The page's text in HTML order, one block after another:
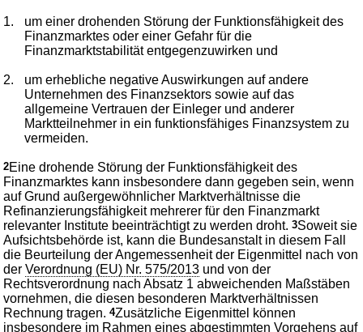
1.
um einer drohenden Störung der Funktionsfähigkeit des
Finanzmarktes oder einer Gefahr für die
Finanzmarktstabilität entgegenzuwirken und
2.
um erhebliche negative Auswirkungen auf andere
Unternehmen des Finanzsektors sowie auf das
allgemeine Vertrauen der Einleger und anderer
Marktteilnehmer in ein funktionsfähiges Finanzsystem zu
vermeiden.
2Eine drohende Störung der Funktionsfähigkeit des
Finanzmarktes kann insbesondere dann gegeben sein, wenn
auf Grund außergewöhnlicher Marktverhältnisse die
Refinanzierungsfähigkeit mehrerer für den Finanzmarkt
relevanter Institute beeinträchtigt zu werden droht.3Soweit sie
Aufsichtsbehörde ist, kann die Bundesanstalt in diesem Fall
die Beurteilung der Angemessenheit der Eigenmittel nach von
derVerordnung (EU) Nr. 575/2013 und von der
Rechtsverordnung nach Absatz 1 abweichenden Maßstäben
vornehmen, die diesen besonderen Marktverhältnissen
Rechnung tragen.4Zusätzliche Eigenmittel können
insbesondere im Rahmen eines abgestimmten Vorgehens auf